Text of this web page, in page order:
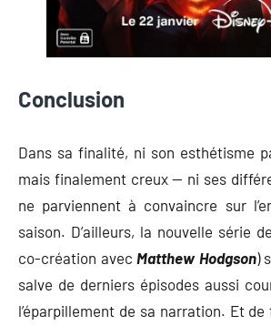
Conclusion
Dans sa finalité, ni son esthétisme
mais finalement creux — ni ses
ne parviennent à convaincre sur
saison. D’ailleurs, la nouvelle série de
co-création avec Matthew Hodgson)
salve de derniers épisodes aussi
l’éparpillement de sa narration. Et